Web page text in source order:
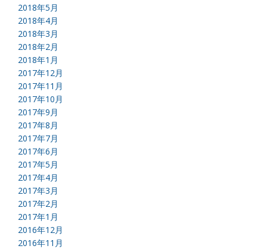
2018年5月
2018年4月
2018年3月
2018年2月
2018年1月
2017年12月
2017年11月
2017年10月
2017年9月
2017年8月
2017年7月
2017年6月
2017年5月
2017年4月
2017年3月
2017年2月
2017年1月
2016年12月
2016年11月